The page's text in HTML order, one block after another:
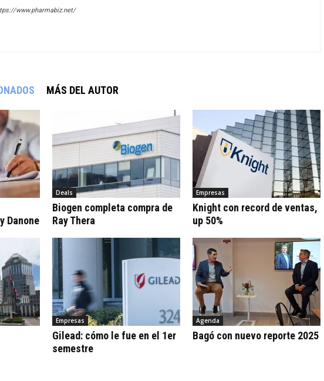
www.pharmabiz.net/
MÁS DEL AUTOR
Danone
Deals
Biogen completa compra de
Ray Thera
Empresas
Knight con record de ventas,
up 50%
Empresas
Gilead: cómo le fue en el 1er
semestre
Agenda
Bagó con nuevo reporte 2025